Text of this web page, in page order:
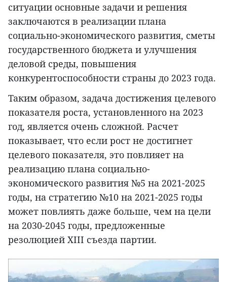
ситуации основные задачи и решения
заключаются в реализации плана
социально-экономического развития, сметы
государственного бюджета и улучшения
деловой среды, повышения
конкурентоспособности страны до 2023 года.
Таким образом, задача достижения целевого
показателя роста, установленного на 2023
год, является очень сложной. Расчет
показывает, что если рост не достигнет
целевого показателя, это повлияет на
реализацию плана социально-
экономического развития №5 на 2021-2025
годы, на стратегию №10 на 2021-2025 годы
может повлиять даже больше, чем на цели
на 2030-2045 годы, предложенные
резолюцией XIII съезда партии.